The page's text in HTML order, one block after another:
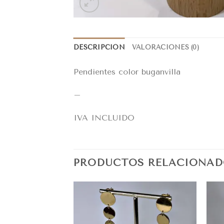
DESCRIPCIÓN VALORACIONES (0)
Pendientes color buganvilla
–
IVA INCLUIDO
PRODUCTOS